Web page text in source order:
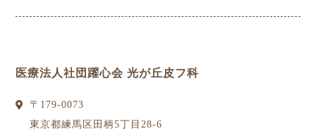
医療法人社団躍心会 光が丘皮フ科
〒 179-0073
東京都練馬区 田柄5丁目28-6